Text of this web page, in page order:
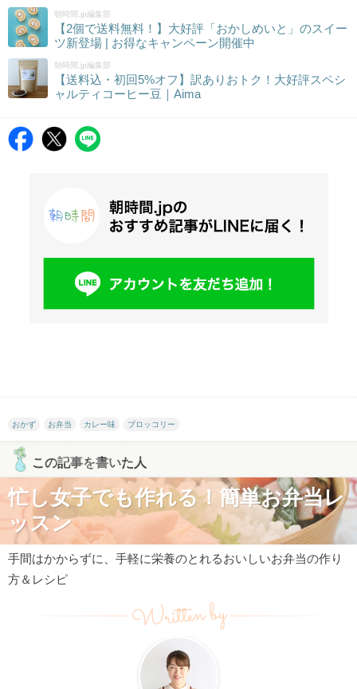
朝時間.jp編集部
【2個で送料無料！】大好評「おかしめいと」のスイー
ツ新登場 | お得なキャンペーン開催中
朝時間.jp編集部
【送料込・初回5%オフ】訳ありおトク！大好評スペシ
ャルティコーヒー豆｜Aima
おかず お弁当 カレー味 ブロッコリー
この記事を書いた人
忙し女子でも作れる！簡単お弁当レ
ッスン
手間はかからずに、手軽に栄養のとれるおいしいお弁当の作り
方＆レシピ
Written by